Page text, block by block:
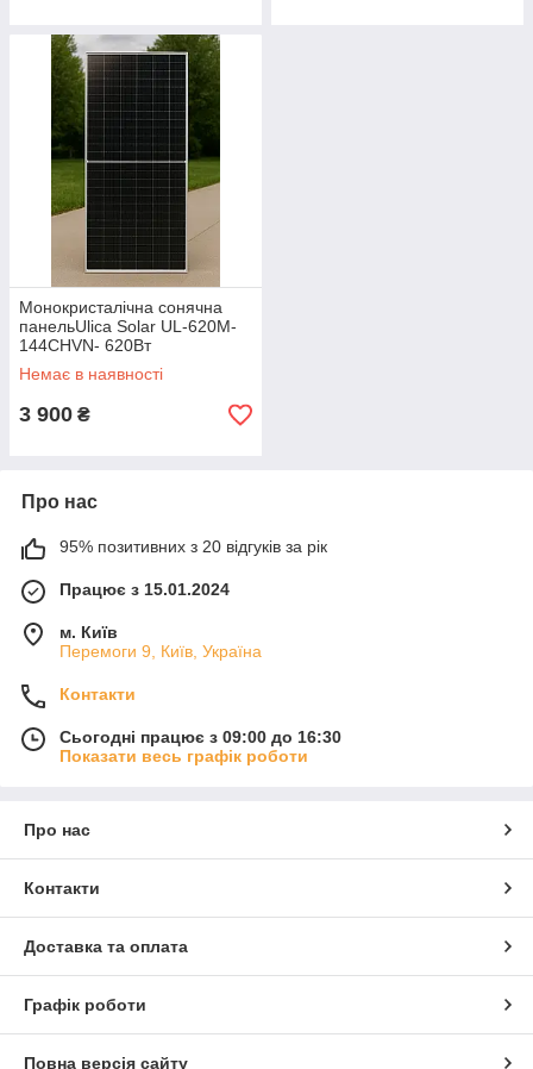
Монокристалічна сонячна
панельUlica Solar UL-620M-
144CHVN- 620Вт
Немає в наявності
3 900 ₴
Про нас
95% позитивних з 20 відгуків за рік
Працює з 15.01.2024
м. Київ
Перемоги 9, Київ, Україна
Контакти
Сьогодні працює з 09:00 до 16:30
Показати весь графік роботи
Про нас
Контакти
Доставка та оплата
Графік роботи
Повна версія сайту